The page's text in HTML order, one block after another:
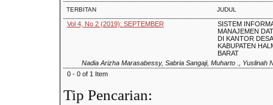
TERBITAN JUDUL
Vol 4, No 2 (2019): SEPTEMBER
SISTEM
MANAJEMEN
DI KANTOR
KABUPATEN
BARAT
Nadia Arizha Marasabessy, Sabria Sangaji, Muharto ., Yuslinah
0 - 0 of 1 Item
Tip Pencarian: